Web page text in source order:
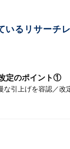
いるリサーチ
定のポイント①